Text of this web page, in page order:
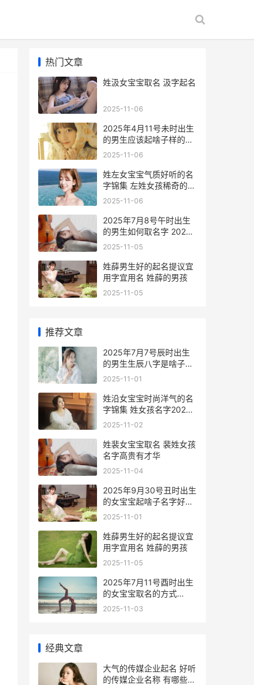
热门文章
姓汲女宝宝取名 汲字起名
2025-11-06
2025年4月11号未时出生
的男生应该起啥子样的名
字 2025年4月11号是星期
2025-11-06
姓左女宝宝气质好听的名
字锦集 左姓女孩稀奇的名
字
2025-11-06
2025年7月8号午时出生
的男生如何取名字 2025
年7月8日出生的女孩
2025-11-05
姓薛男生好的起名提议宜
用字宜用名 姓薛的男孩
2025-11-05
推荐文章
2025年7月7号辰时出生
的男生生辰八字是啥子
2025年7月7日是农历几
2025-11-01
姓沿女宝宝时尚洋气的名
字锦集 姓女孩名字2025
年名字大全
2025-11-02
姓裴女宝宝取名 裴姓女孩
名字高贵有才华
2025-11-04
2025年9月30号丑时出生
的女宝宝起啥子名字好
2025年9月30号是什么日
2025-11-01
姓薛男生好的起名提议宜
用字宜用名 姓薛的男孩
2025-11-05
2025年7月11号酉时出生
的女宝宝取名的方式
2025年7月11日出生最好
2025-11-03
经典文章
大气的传媒企业起名 好听
的传媒企业名称 有哪些比